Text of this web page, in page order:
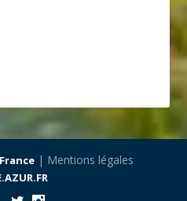
| Mentions légales